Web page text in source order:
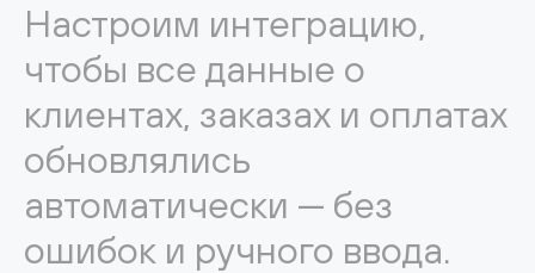
Настроим интеграцию,
чтобы все данные о
клиентах, заказах и оплатах
обновлялись
автоматически — без
ошибок и ручного ввода.